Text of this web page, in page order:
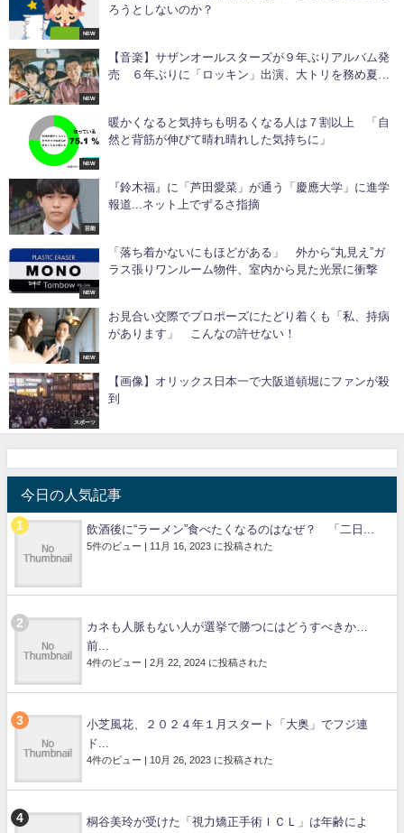
NEW
ろうとしないのか？
NEW
【音楽】サザンオールスターズが９年ぶりアルバム発
売 ６年ぶりに「ロッキン」出演、大トリを務め夏フ
NEW
暖かくなると気持ちも明るくなる人は７割以上 「自
然と背筋が伸びて晴れ晴れした気持ちに」
芸能
『鈴木福』に「芦田愛菜」が通う「慶應大学」に進学
報道...ネット上でずるさ指摘
NEW
「落ち着かないにもほどがある」 外から“丸見え”ガ
ラス張りワンルーム物件、室内から見た光景に衝撃
NEW
お見合い交際でプロポーズにたどり着くも「私、持病
があります」 こんなの許せない！
スポーツ
【画像】オリックス日本一で大阪道頓堀にファンが殺
到
今日の人気記事
飲酒後に“ラーメン”食べたくなるのはなぜ？ 「二日...
5件のビュー | 11月 16, 2023 に投稿された
カネも人脈もない人が選挙で勝つにはどうすべきか…
前...
4件のビュー | 2月 22, 2024 に投稿された
小芝風花、２０２４年１月スタート「大奥」でフジ連
ド...
4件のビュー | 10月 26, 2023 に投稿された
桐谷美玲が受けた「視力矯正手術ＩＣＬ」は年齢によ